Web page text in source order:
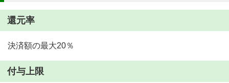
還元率
決済額の最大20％
付与上限